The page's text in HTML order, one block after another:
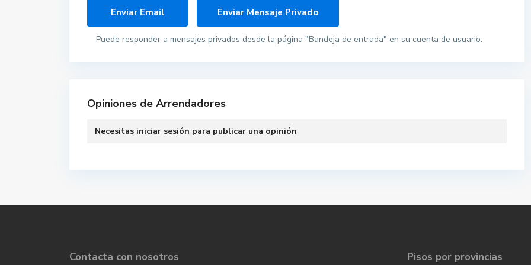
Puede responder a mensajes privados desde la página "Bandeja de entrada" en su cuenta de usuario.
Opiniones de Arrendadores
Necesitas iniciar sesión para publicar una opinión
Contacta con nosotros Pisos por provincias